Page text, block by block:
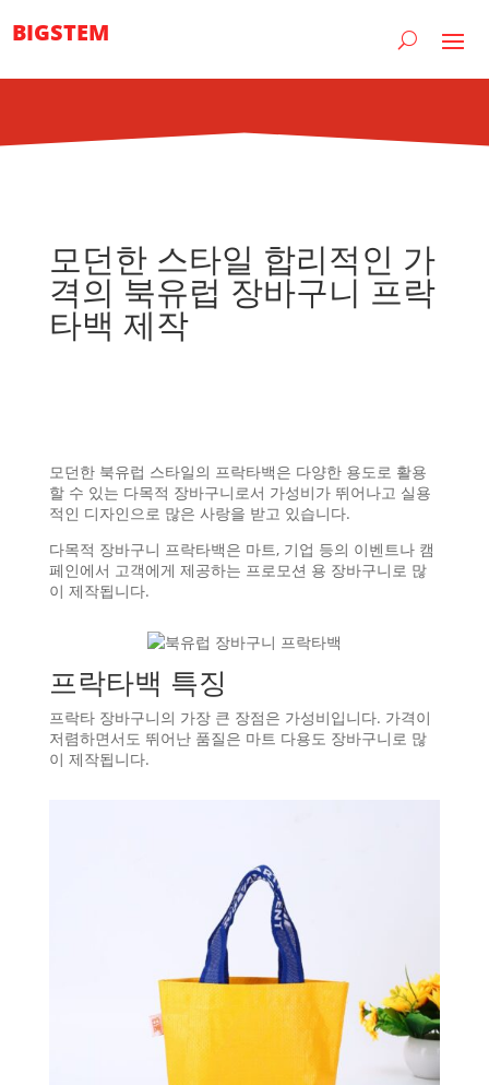
BIGSTEM
모던한 스타일 합리적인 가
격의 북유럽 장바구니 프락
타백 제작
모던한 북유럽 스타일의 프락타백은 다양한 용도로 활용
할 수 있는 다목적 장바구니로서 가성비가 뛰어나고 실용
적인 디자인으로 많은 사랑을 받고 있습니다.
다목적 장바구니 프락타백은 마트, 기업 등의 이벤트나 캠
페인에서 고객에게 제공하는 프로모션 용 장바구니로 많
이 제작됩니다.
프락타백 특징
프락타 장바구니의 가장 큰 장점은 가성비입니다. 가격이
저렴하면서도 뛰어난 품질은 마트 다용도 장바구니로 많
이 제작됩니다.